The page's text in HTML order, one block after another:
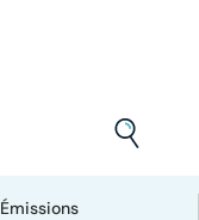
Émissions